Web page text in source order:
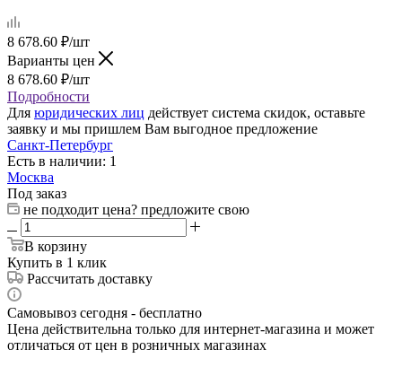
8 678.60 ₽/шт
Варианты цен
8 678.60 ₽/шт
Подробности
Для юридических лиц действует система скидок, оставьте
заявку и мы пришлем Вам выгодное предложение
Санкт-Петербург
Есть в наличии: 1
Москва
Под заказ
не подходит цена? предложите свою
В корзину
Купить в 1 клик
Рассчитать доставку
Самовывоз сегодня - бесплатно
Цена действительна только для интернет-магазина и может
отличаться от цен в розничных магазинах